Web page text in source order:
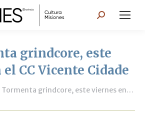
Search:
grindcore, este
CC Vicente Cidade
Tormenta grindcore, este viernes en…